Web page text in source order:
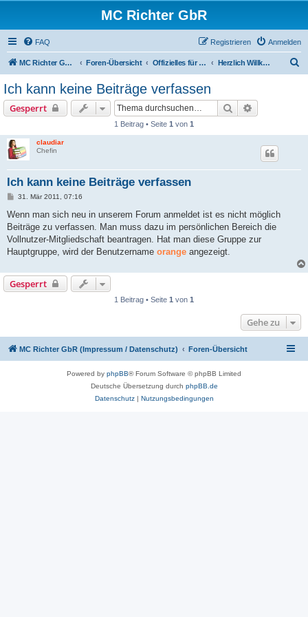
MC Richter GbR
FAQ Anmelden
Registrieren
MC Richter GbR (Impressum / Datenschutz) Foren-Übersicht Offizielles für Jedermann Herzlich Willkommen
Ich kann keine Beiträge verfassen
Gesperrt Suche
1 Beitrag • Seite 1 von 1
claudiar
Chefin
Ich kann keine Beiträge verfassen
B
i
r
a
31. Mär 2011, 07:16
Wenn man sich neu in unserem Forum anmeldet ist es nicht möglich
Beiträge zu verfassen. Man muss dazu im persönlichen Bereich die
Vollnutzer-Mitgliedschaft beantragen. Hat man diese Gruppe zur
Hauptgruppe, wird der Benutzername orange angezeigt.
Gesperrt
1 Beitrag • Seite 1 von 1
Gehe zu
MC Richter GbR (Impressum / Datenschutz) Foren-Übersicht
Powered by phpBB® Forum Software © phpBB Limited
Deutsche Übersetzung durch phpBB.de
Datenschutz| Nutzungsbedingungen